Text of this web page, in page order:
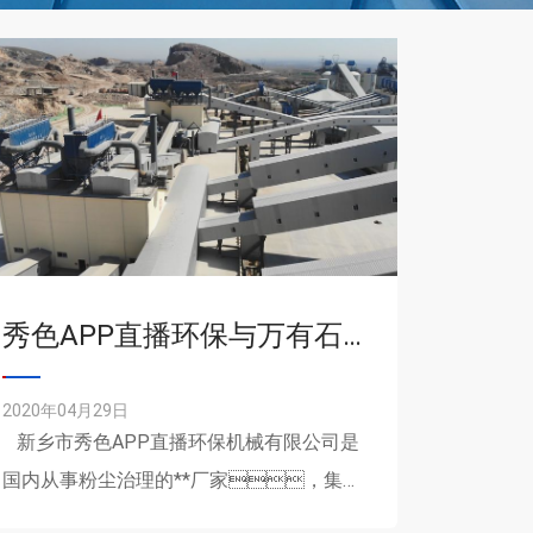
秀色APP直播环保与万有石料合作建设新型环保砂石骨料生产线
2020年04月29日
新乡市秀色APP直播环保机械有限公司是
国内从事粉尘治理的**厂家，集技